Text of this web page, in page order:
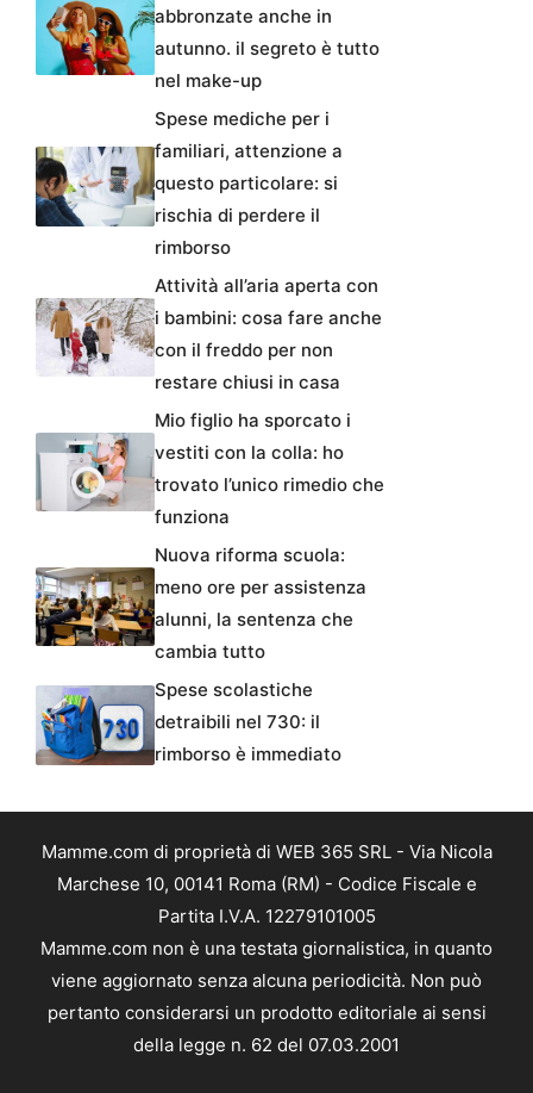
abbronzate anche in
autunno. il segreto è tutto
nel make-up
Spese mediche per i
familiari, attenzione a
questo particolare: si
rischia di perdere il
rimborso
Attività all’aria aperta con
i bambini: cosa fare anche
con il freddo per non
restare chiusi in casa
Mio figlio ha sporcato i
vestiti con la colla: ho
trovato l’unico rimedio che
funziona
Nuova riforma scuola:
meno ore per assistenza
alunni, la sentenza che
cambia tutto
Spese scolastiche
detraibili nel 730: il
rimborso è immediato
Mamme.com di proprietà di WEB 365 SRL - Via Nicola
Marchese 10, 00141 Roma (RM) - Codice Fiscale e
Partita I.V.A. 12279101005
Mamme.com non è una testata giornalistica, in quanto
viene aggiornato senza alcuna periodicità. Non può
pertanto considerarsi un prodotto editoriale ai sensi
della legge n. 62 del 07.03.2001